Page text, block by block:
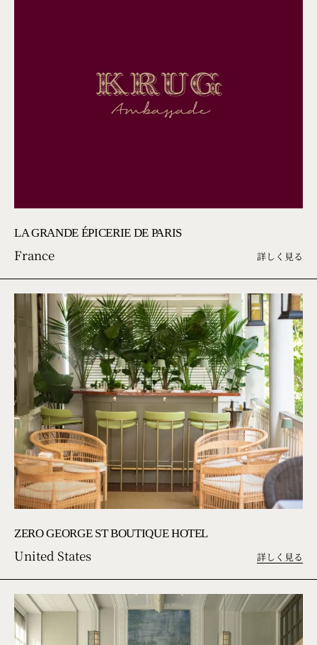
LA GRANDE ÉPICERIE DE PARIS
France 詳しく見る
ZERO GEORGE ST BOUTIQUE HOTEL
United States 詳しく見る